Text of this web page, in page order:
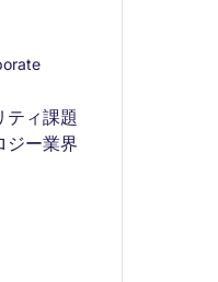
ティ課題
ジー業界